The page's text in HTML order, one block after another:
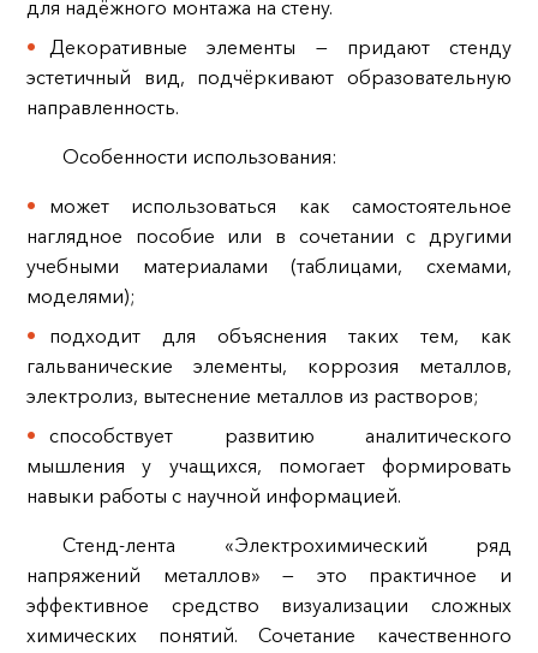
для надёжного монтажа на стену.
Декоративные элементы — придают стенду
эстетичный вид, подчёркивают образовательную
направленность.
Особенности использования:
может использоваться как самостоятельное
наглядное пособие или в сочетании с другими
учебными материалами (таблицами, схемами,
моделями);
подходит для объяснения таких тем, как
гальванические элементы, коррозия металлов,
электролиз, вытеснение металлов из растворов;
способствует развитию аналитического
мышления у учащихся, помогает формировать
навыки работы с научной информацией.
Стенд-лента «Электрохимический ряд
напряжений металлов» — это практичное и
эффективное средство визуализации сложных
химических понятий. Сочетание качественного